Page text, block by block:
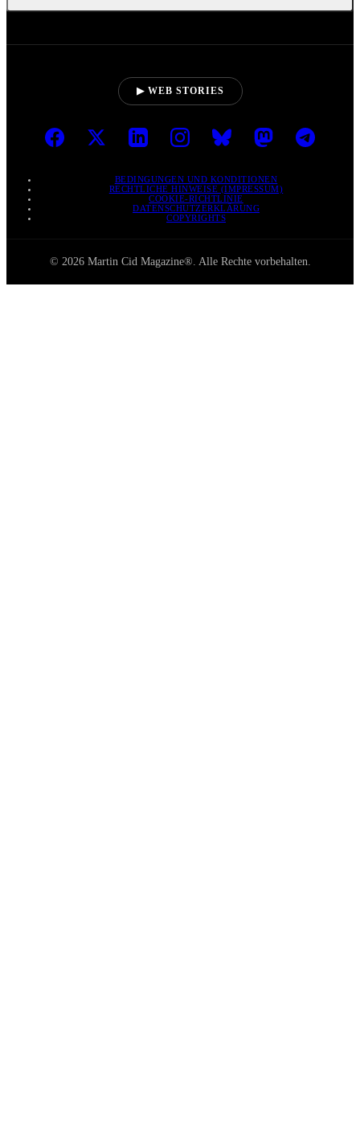
▶ WEB STORIES
BEDINGUNGEN UND KONDITIONEN
RECHTLICHE HINWEISE (IMPRESSUM)
COOKIE-RICHTLINIE
DATENSCHUTZERKLÄRUNG
COPYRIGHTS
© 2026 Martin Cid Magazine®. Alle Rechte vorbehalten.